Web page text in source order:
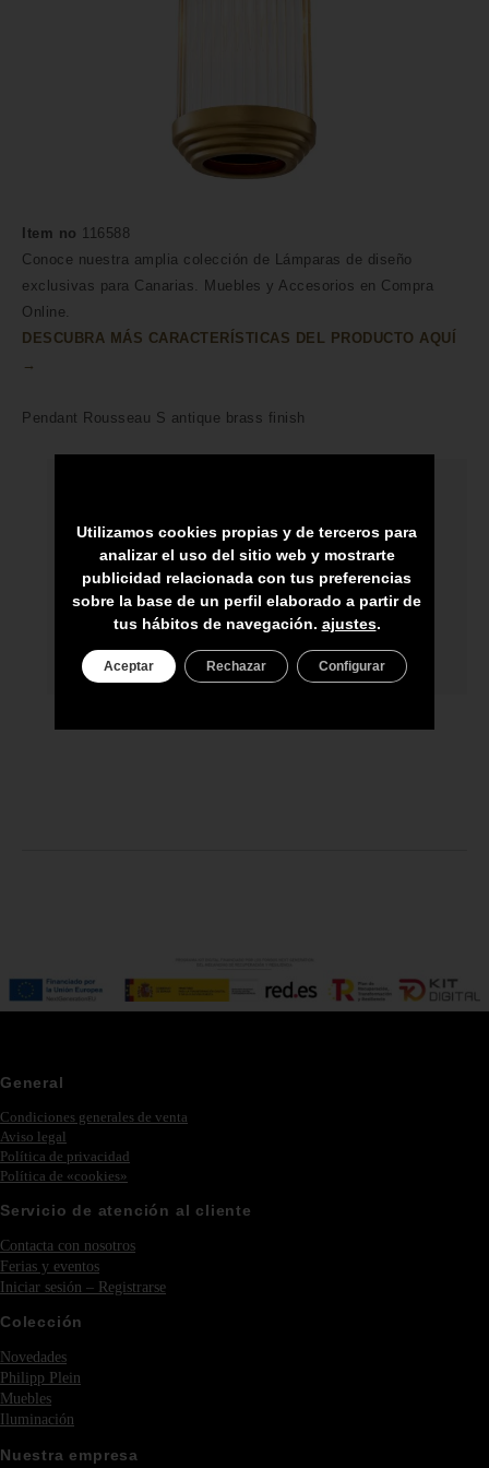
Item no 116588
Conoce nuestra amplia colección de Lámparas de diseño
exclusivas para Canarias. Muebles y Accesorios en Compra
Online.
DESCUBRA MÁS CARACTERÍSTICAS DEL PRODUCTO AQUÍ
→
Pendant Rousseau S antique brass finish
ARTESANOS
ENVÍO A TODA CANARIAS
ASESORAMIENTO PERSONAL
PRECIO DEL PRODUCTO NO INCLUYE
IGIC
General
Condiciones generales de venta
Aviso legal
Política de privacidad
Política de «cookies»
Servicio de atención al cliente
Contacta con nosotros
Ferias y eventos
Iniciar sesión – Registrarse
Colección
Novedades
Philipp Plein
Muebles
Iluminación
Nuestra empresa
Utilizamos cookies propias y de terceros para
analizar el uso del sitio web y mostrarte
publicidad relacionada con tus preferencias
sobre la base de un perfil elaborado a partir de
tus hábitos de navegación. ajustes.
Aceptar Rechazar Configurar